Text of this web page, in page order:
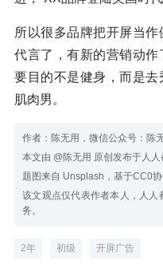
所以很多品牌把开屏当
代言了，有新的营销动
要目的不是健身，而是
肌肉男。
作者：陈无用，微信公众号：陈
本文由 @陈无用 原创发布于人
题图来自 Unsplash，基于CC0协
该文观点仅代表作者本人，人
务。
2年 初级 开屏广告